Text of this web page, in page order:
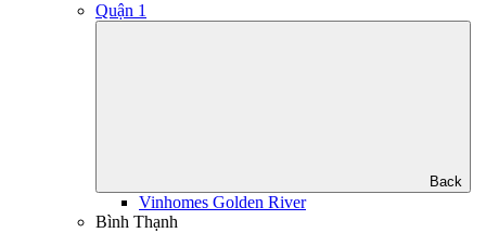
Quận 1
Back
Vinhomes Golden River
Bình Thạnh